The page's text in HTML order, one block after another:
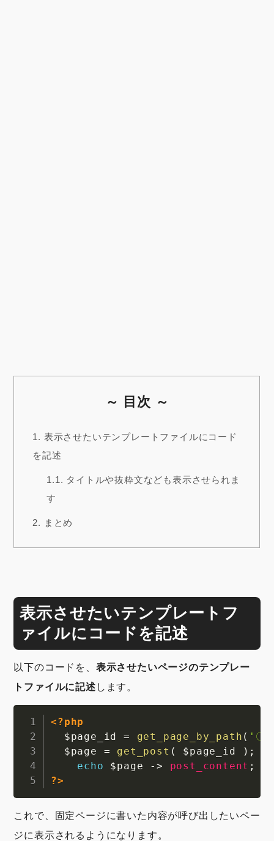
～ 目次 ～
1. 表示させたいテンプレートファイルにコード
を記述
1.1. タイトルや抜粋文なども表示させられま
す
2. まとめ
表示させたいテンプレートフ
ァイルにコードを記述
以下のコードを、 表示させたいページのテンプレー
トファイルに記述 します。
<?php
$page_id
= get_page_by_path ( '〇
$page
= get_post ( $page_id ) ;
echo
$page -> post_content ;
?>
Copy
これで、固定ページに書いた内容が呼び出したいペー
ジに表示されるようになります。